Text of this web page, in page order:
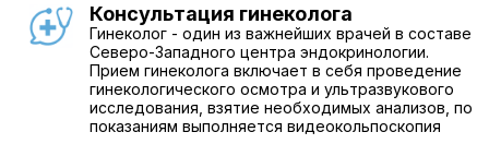
Консультация гинеколога
Гинеколог - один из важнейших врачей в составе
Северо-Западного центра эндокринологии.
Прием гинеколога включает в себя проведение
гинекологического осмотра и ультразвукового
исследования, взятие необходимых анализов, по
показаниям выполняется видеокольпоскопия